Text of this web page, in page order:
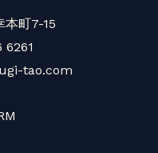
本町7-15
6261
tao.com